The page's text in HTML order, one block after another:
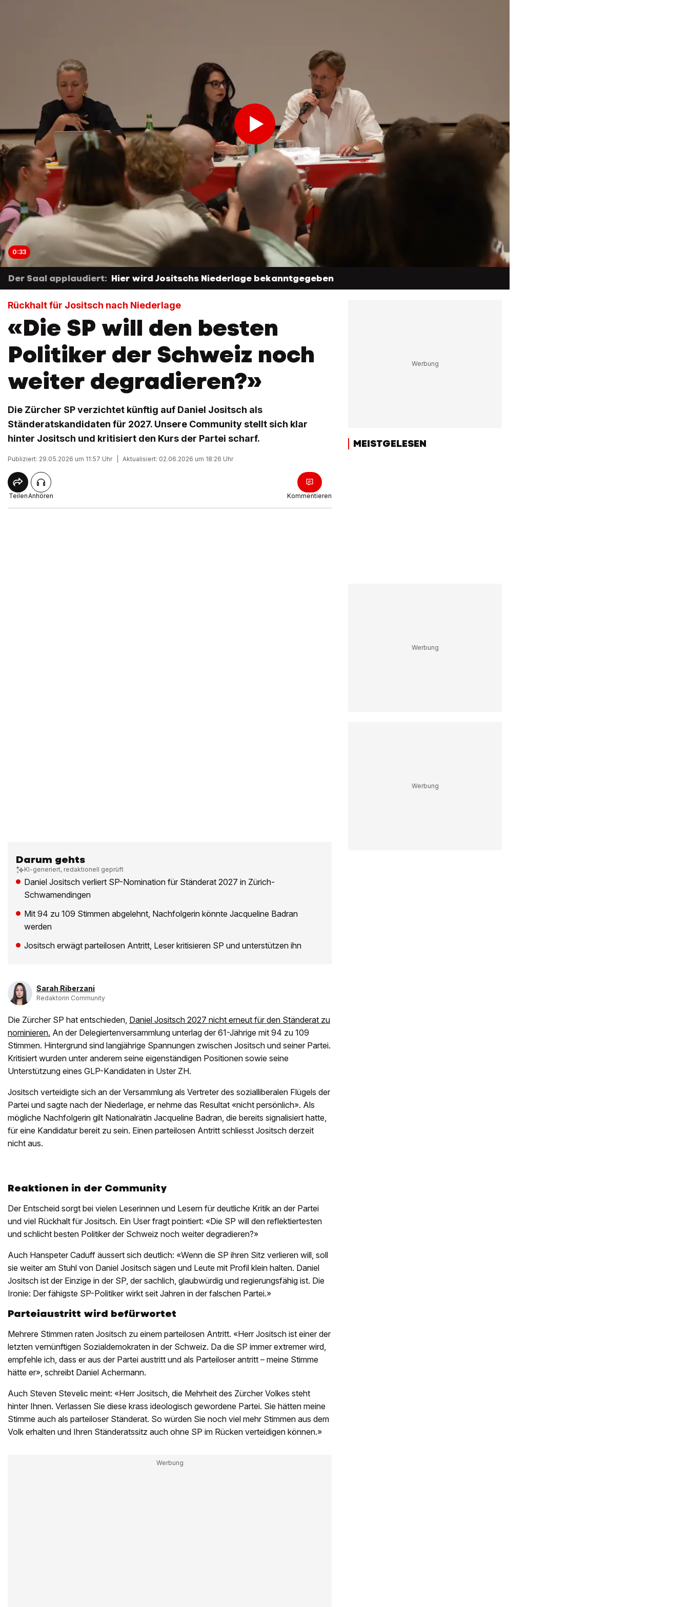
0:33
Der Saal applaudiert: Hier wird Jositschs Niederlage bekanntgegeben
Rückhalt für Jositsch nach Niederlage
«Die SP will den besten
Politiker der Schweiz noch
weiter degradieren?»
Die Zürcher SP verzichtet künftig auf Daniel Jositsch als
Ständeratskandidaten für 2027. Unsere Community stellt sich klar
hinter Jositsch und kritisiert den Kurs der Partei scharf.
Publiziert: 29.05.2026 um 11:57 Uhr Aktualisiert: 02.06.2026 um 18:26 Uhr
TeilenAnhören Kommentieren
Darum gehts
KI-generiert, redaktionell geprüft
Daniel Jositsch verliert SP-Nomination für Ständerat 2027 in Zürich-
Schwamendingen
Mit 94 zu 109 Stimmen abgelehnt, Nachfolgerin könnte Jacqueline Badran
werden
Jositsch erwägt parteilosen Antritt, Leser kritisieren SP und unterstützen ihn
Sarah Riberzani
Redaktorin Community
Die Zürcher SP hat entschieden, Daniel Jositsch 2027 nicht erneut für den Ständerat zu
nominieren. An der Delegiertenversammlung unterlag der 61-Jährige mit 94 zu 109
Stimmen. Hintergrund sind langjährige Spannungen zwischen Jositsch und seiner Partei.
Kritisiert wurden unter anderem seine eigenständigen Positionen sowie seine
Unterstützung eines GLP-Kandidaten in Uster ZH.
Jositsch verteidigte sich an der Versammlung als Vertreter des sozialliberalen Flügels der
Partei und sagte nach der Niederlage, er nehme das Resultat «nicht persönlich». Als
mögliche Nachfolgerin gilt Nationalrätin Jacqueline Badran, die bereits signalisiert hatte,
für eine Kandidatur bereit zu sein. Einen parteilosen Antritt schliesst Jositsch derzeit
nicht aus.
Reaktionen in der Community
Der Entscheid sorgt bei vielen Leserinnen und Lesern für deutliche Kritik an der Partei
und viel Rückhalt für Jositsch. Ein User fragt pointiert: «Die SP will den reflektiertesten
und schlicht besten Politiker der Schweiz noch weiter degradieren?»
Auch Hanspeter Caduff äussert sich deutlich: «Wenn die SP ihren Sitz verlieren will, soll
sie weiter am Stuhl von Daniel Jositsch sägen und Leute mit Profil klein halten. Daniel
Jositsch ist der Einzige in der SP, der sachlich, glaubwürdig und regierungsfähig ist. Die
Ironie: Der fähigste SP-Politiker wirkt seit Jahren in der falschen Partei.»
Parteiaustritt wird befürwortet
Mehrere Stimmen raten Jositsch zu einem parteilosen Antritt. «Herr Jositsch ist einer der
letzten vernünftigen Sozialdemokraten in der Schweiz. Da die SP immer extremer wird,
empfehle ich, dass er aus der Partei austritt und als Parteiloser antritt – meine Stimme
hätte er», schreibt Daniel Achermann.
Auch Steven Stevelic meint: «Herr Jositsch, die Mehrheit des Zürcher Volkes steht
hinter Ihnen. Verlassen Sie diese krass ideologisch gewordene Partei. Sie hätten meine
Stimme auch als parteiloser Ständerat. So würden Sie noch viel mehr Stimmen aus dem
Volk erhalten und Ihren Ständeratssitz auch ohne SP im Rücken verteidigen können.»
MEISTGELESEN